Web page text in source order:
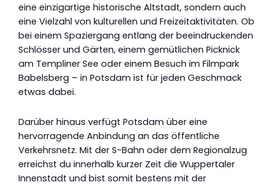
eine einzigartige historische Altstadt, sondern auch
eine Vielzahl von kulturellen und Freizeitaktivitäten. Ob
bei einem Spaziergang entlang der beeindruckenden
Schlösser und Gärten, einem gemütlichen Picknick
am Templiner See oder einem Besuch im Filmpark
Babelsberg – in Potsdam ist für jeden Geschmack
etwas dabei.
Darüber hinaus verfügt Potsdam über eine
hervorragende Anbindung an das öffentliche
Verkehrsnetz. Mit der S-Bahn oder dem Regionalzug
erreichst du innerhalb kurzer Zeit die Wuppertaler
Innenstadt und bist somit bestens mit der